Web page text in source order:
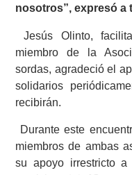
nosotros”, expresó a
Jesús Olinto,
miembro de la
sordas, agradeció el
solidarios
recibirán.
Durante este
miembros de ambas
su apoyo irrestricto